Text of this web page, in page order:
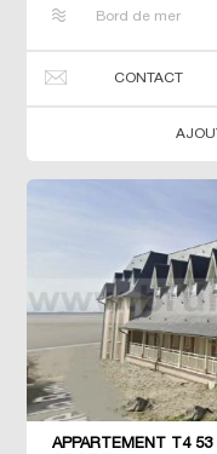
Bord de mer
CONTACT
APPARTEMENT T4 53